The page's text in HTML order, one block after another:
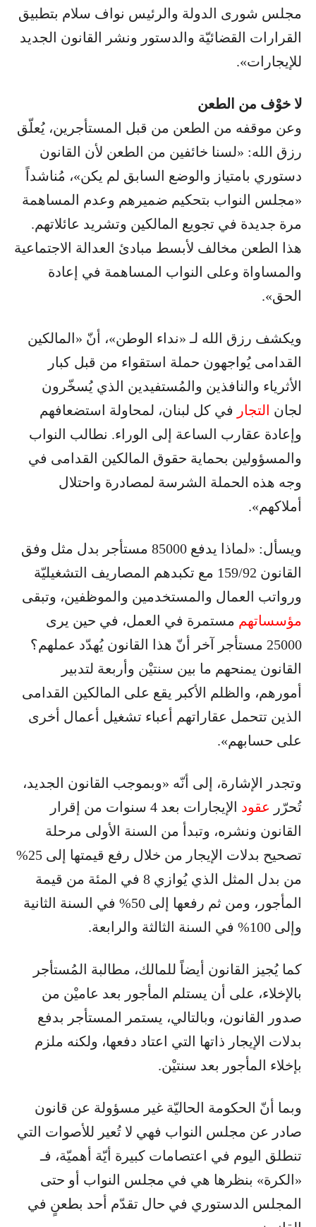
مجلس شورى الدولة والرئيس نواف سلام بتطبيق
القرارات القضائيّة والدستور ونشر القانون الجديد
للإيجارات».
لا خوْف من الطعن
وعن موقفه من الطعن من قبل المستأجرين، يُعلّق
رزق الله: «لسنا خائفين من الطعن لأن القانون
دستوري بامتياز والوضع السابق لم يكن»، مُناشداً
«مجلس النواب بتحكيم ضميرهم وعدم المساهمة
مرة جديدة في تجويع المالكين وتشريد عائلاتهم.
هذا الطعن مخالف لأبسط مبادئ العدالة الاجتماعية
والمساواة وعلى النواب المساهمة في إعادة
الحق».
ويكشف رزق الله لـ «نداء الوطن»، أنّ «المالكين
القدامى يُواجهون حملة استقواء من قبل كبار
الأثرياء والنافذين والمُستفيدين الذي يُسخّرون
لجان التجار في كل لبنان، لمحاولة استضعافهم
وإعادة عقارب الساعة إلى الوراء. نطالب النواب
والمسؤولين بحماية حقوق المالكين القدامى في
وجه هذه الحملة الشرسة لمصادرة واحتلال
أملاكهم».
ويسأل: «لماذا يدفع 85000 مستأجر بدل مثل وفق
القانون 159/92 مع تكبدهم المصاريف التشغيليّة
ورواتب العمال والمستخدمين والموظفين، وتبقى
مؤسساتهم مستمرة في العمل، في حين يرى
25000 مستأجر آخر أنّ هذا القانون يُهدّد عملهم؟
القانون يمنحهم ما بين سنتيْن وأربعة لتدبير
أمورهم، والظلم الأكبر يقع على المالكين القدامى
الذين تتحمل عقاراتهم أعباء تشغيل أعمال أخرى
على حسابهم».
وتجدر الإشارة، إلى أنّه «وبموجب القانون الجديد،
تُحرّر عقود
الإيجارات بعد 4 سنوات من إقرار
القانون ونشره، وتبدأ من السنة الأولى مرحلة
تصحيح بدلات الإيجار من خلال رفع قيمتها إلى 25%
من بدل المثل الذي يُوازي 8 في المئة من قيمة
المأجور، ومن ثم رفعها إلى 50% في السنة الثانية
وإلى 100% في السنة الثالثة والرابعة.
كما يُجيز القانون أيضاً للمالك، مطالبة المُستأجر
بالإخلاء، على أن يستلم المأجور بعد عاميْن من
صدور القانون، وبالتالي، يستمر المستأجر بدفع
بدلات الإيجار ذاتها التي اعتاد دفعها، ولكنه ملزم
بإخلاء المأجور بعد سنتيْن.
وبما أنّ الحكومة الحاليّة غير مسؤولة عن قانون
صادر عن مجلس النواب فهي لا تُعير للأصوات التي
تنطلق اليوم في اعتصامات كبيرة أيّة أهميّة، فـ
«الكرة» بنظرها هي في مجلس النواب أو حتى
المجلس الدستوري في حال تقدّم أحد بطعنٍ في